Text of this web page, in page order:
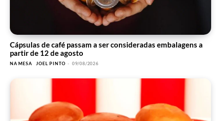
Cápsulas de café passam a ser consideradas embalagens a
partir de 12 de agosto
NA MESA JOEL PINTO - 09/08/2026